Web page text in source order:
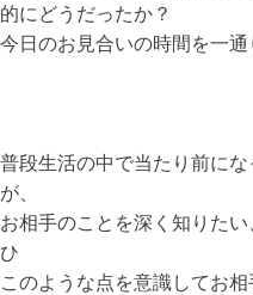
的にどうだったか？
今日のお見合いの時間を一通
普段生活の中で当たり前に
が、
お相手のことを深く知りた
ひ
このような点を意識してお